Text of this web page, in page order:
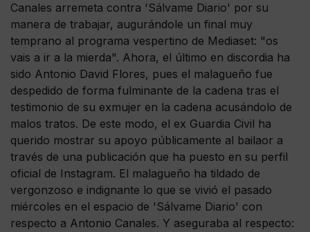
Canales arremeta contra 'Sálvame Diario' por su
manera de trabajar, augurándole un final muy
temprano al programa vespertino de Mediaset: "os
vais a ir a la mierda". Ahora, el último en discordia ha
sido Antonio David Flores, pues el malagueño fue
despedido de forma fulminante de la cadena tras el
testimonio de su exmujer en la cadena acusándolo de
malos tratos. De este modo, el ex Guardia Civil ha
querido mostrar su apoyo públicamente al bailaor a
través de una publicación que ha puesto en su perfil
oficial de Instagram. El malagueño ha tildado de
vergonzoso e indignante lo que se vivió el pasado
miércoles en el espacio de 'Sálvame Diario' con
respecto a Antonio Canales. Y aseguraba al respecto: